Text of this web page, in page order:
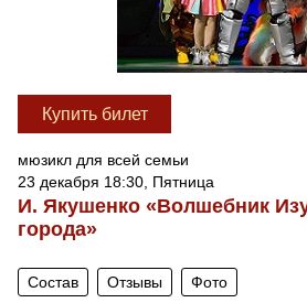
Купить билет
мюзикл для всей семьи
23 декабря 18:30, Пятница
И. Якушенко «Волшебник
города»
Состав Отзывы Фото